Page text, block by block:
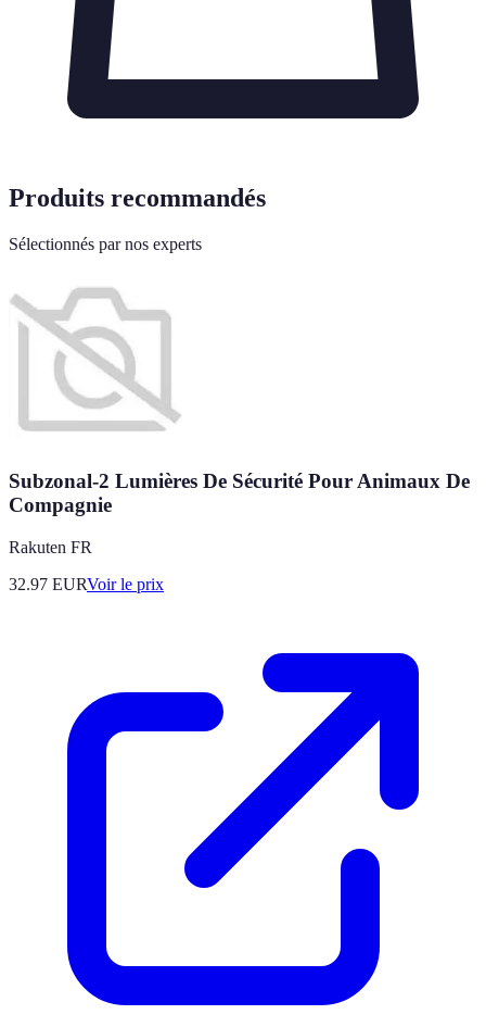
Produits recommandés
Sélectionnés par nos experts
Subzonal-2 Lumières De Sécurité Pour Animaux De
Compagnie
Rakuten FR
32.97 EURVoir le prix